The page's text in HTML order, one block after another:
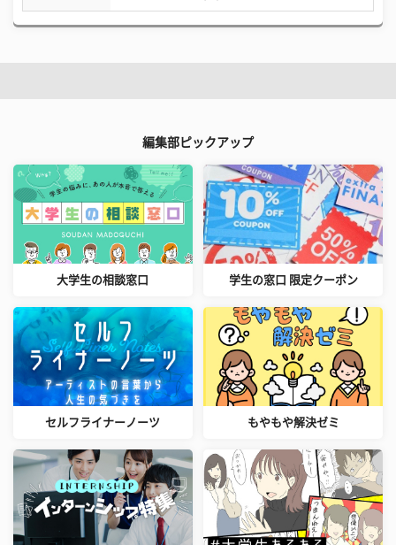
編集部ピックアップ
大学生の相談窓口 学生の窓口 限定クーポン
セルフライナーノーツ もやもや解決ゼミ